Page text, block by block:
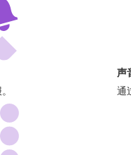
声
通